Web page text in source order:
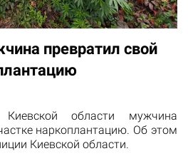
превратил свой
области мужчина
наркоплантацию. Об этом
Киевской области.